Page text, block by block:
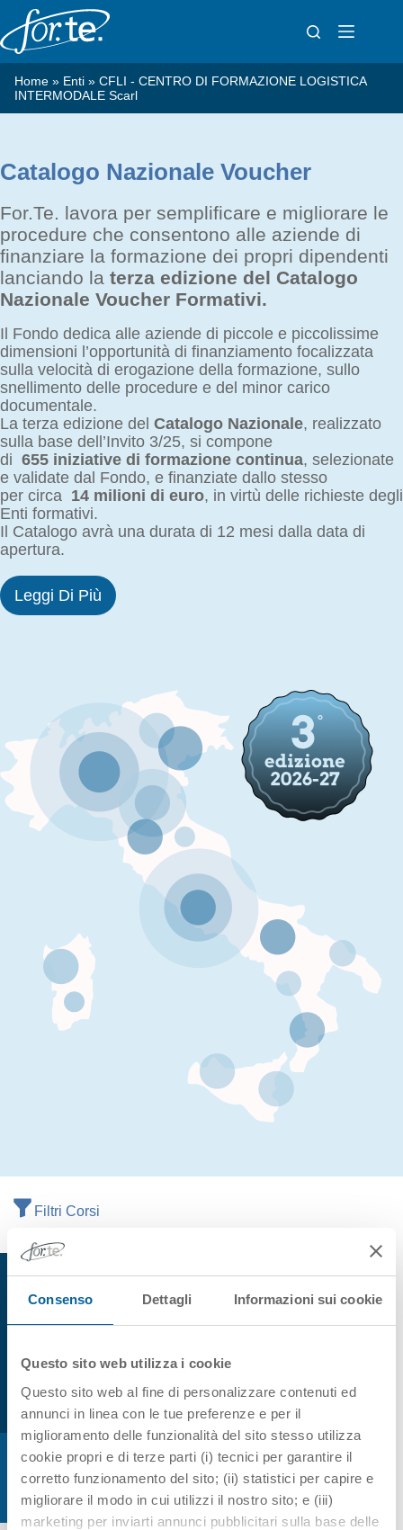
Consenso Dettagli Informazioni sui cookie
Questo sito web utilizza i cookie
Questo sito web al fine di personalizzare contenuti ed
annunci in linea con le tue preferenze e per il
miglioramento delle funzionalità del sito stesso utilizza
cookie propri e di terze parti (i) tecnici per garantire il
corretto funzionamento del sito; (ii) statistici per capire e
migliorare il modo in cui utilizzi il nostro sito; e (iii)
marketing per inviarti annunci pubblicitari sulla base delle
Salta
al
contenuto
Home » Enti » CFLI - CENTRO DI FORMAZIONE LOGISTICA
INTERMODALE Scarl
Catalogo Nazionale Voucher
For.Te. lavora per semplificare e migliorare le
procedure che consentono alle aziende di
finanziare la formazione dei propri dipendenti
lanciando la terza edizione del Catalogo
Nazionale Voucher Formativi.
Il Fondo dedica alle aziende di piccole e piccolissime
dimensioni l’opportunità di finanziamento focalizzata
sulla velocità di erogazione della formazione, sullo
snellimento delle procedure e del minor carico
documentale.
La terza edizione del Catalogo Nazionale, realizzato
sulla base dell’Invito 3/25, si compone
di 655 iniziative di formazione continua, selezionate
e validate dal Fondo, e finanziate dallo stesso
per circa 14 milioni di euro, in virtù delle richieste degli
Enti formativi.
Il Catalogo avrà una durata di 12 mesi dalla data di
apertura.
Leggi Di Più
Filtri Corsi
Lingue straniere, italiano per stranieri
Un corso di
CFLI - CENTRO DI FORMAZIONE
LOGISTICA INTERMODALE Scarl
Padova,Treviso,Venezia,Verona,...